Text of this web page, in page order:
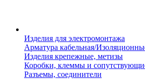
Изделия для электромонтажа
Арматура кабельная/
Изделия крепежные, метизы
Коробки, клеммы и
Разъемы, соединители